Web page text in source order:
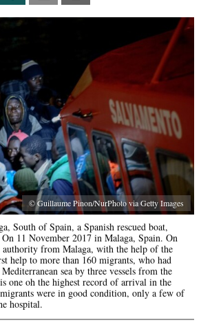
© Guillaume Pinon/NurPhoto via Getty Images
South of Spain, a Spanish rescued boat,
11 November 2017 in Malaga, Spain. On
authority from Malaga, with the help of the
help to more than 160 migrants, who had
sea by three vessels from the
one oh the highest record of arrival in the
were in good condition, only a few of
hospital.